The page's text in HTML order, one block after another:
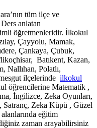
tüm ilçe ve
anlatan
öğretmenleridir. İlkokul
Çayyolu, Mamak,
Çankaya, Çubuk,
Batıkent, Kazan,
Nallıhan, Polatlı,
ilçelerinde ilkokul
öğrencilerine Matematik ,
İngilizce, Zeka Oyunları,
Zeka Küpü , Güzel
eğitim
zaman arayabilirsiniz